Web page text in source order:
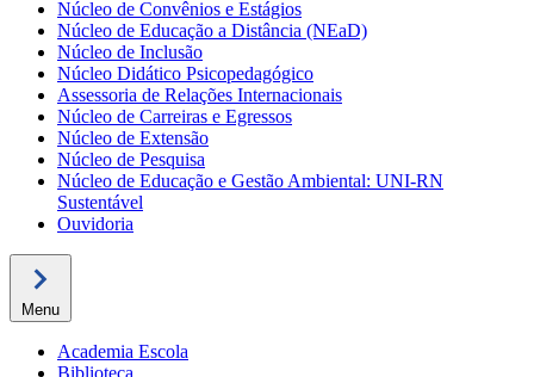
Núcleo de Convênios e Estágios
Núcleo de Educação a Distância (NEaD)
Núcleo de Inclusão
Núcleo Didático Psicopedagógico
Assessoria de Relações Internacionais
Núcleo de Carreiras e Egressos
Núcleo de Extensão
Núcleo de Pesquisa
Núcleo de Educação e Gestão Ambiental: UNI-RN
Sustentável
Ouvidoria
Menu
Academia Escola
Biblioteca